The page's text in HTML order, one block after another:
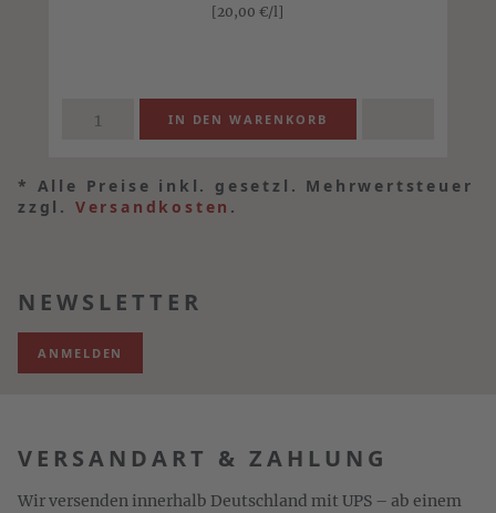
[20,00€/l]
* Alle Preise inkl. gesetzl. Mehrwertsteuer
zzgl. Versandkosten .
NEWSLETTER
ANMELDEN
VERSANDART & ZAHLUNG
Wir versenden innerhalb Deutschland mit UPS – ab einem